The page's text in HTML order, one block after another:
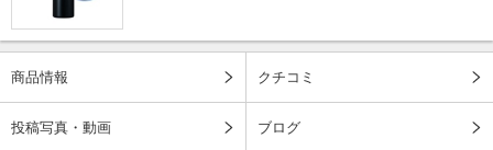
商品情報 クチコミ
投稿写真・動画 ブログ